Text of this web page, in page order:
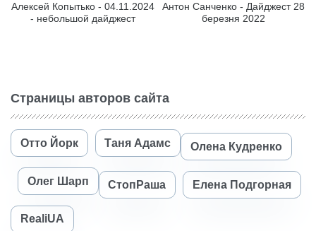
Алексей Копытько - 04.11.2024
- небольшой дайджест
Антон Санченко - Дайджест 28
березня 2022
Страницы авторов сайта
Отто Йорк Таня Адамс Олена Кудренко
Олег Шарп СтопРаша Елена Подгорная
RealiUA